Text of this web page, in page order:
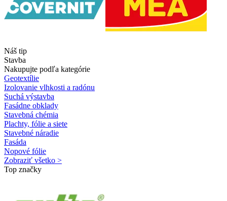
Náš tip
Stavba
Nakupujte podľa kategórie
Geotextílie
Izolovanie vlhkosti a radónu
Suchá výstavba
Fasádne obklady
Stavebná chémia
Plachty, fólie a siete
Stavebné náradie
Fasáda
Nopové fólie
Zobraziť všetko >
Top značky